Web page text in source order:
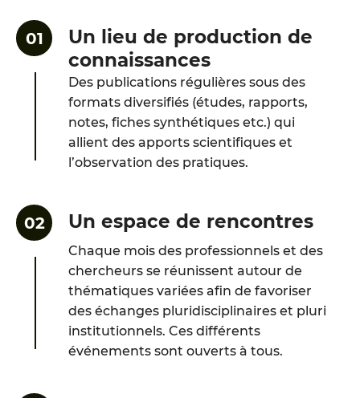
Un lieu de production de
connaissances
Des publications régulières sous des
formats diversifiés (études, rapports,
notes, fiches synthétiques etc.) qui
allient des apports scientifiques et
l’observation des pratiques.
Un espace de rencontres
Chaque mois des professionnels et des
chercheurs se réunissent autour de
thématiques variées afin de favoriser
des échanges pluridisciplinaires et pluri
institutionnels. Ces différents
événements sont ouverts à tous.